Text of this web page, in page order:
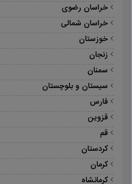
خراسان رضوی
خراسان شمالی
خوزستان
زنجان
سمنان
سیستان و بلوچستان
فارس
قزوین
قم
کردستان
کرمان
کرمانشاه